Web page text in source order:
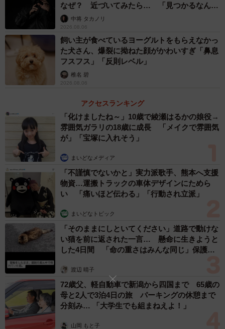
ではないかもしれません。くしゃくしゃのプリントを前
に、今日も誰かが小さく咽び泣いているのかも――。
なぜ？ 近づいてみたら… 「見つかるなんて
未熟」中将 タカノリ
2026.08.06
飼い主が食べているヨーグルトをもらえなかっ
た犬さん、爆裂に拗ねた顔がかわいすぎ「鼻息
フスフス」「反則レベル」
椎名 碧
2026.08.06
アクセスランキング
「化けましたね～」10歳で綾瀬はるかの娘役→
雰囲気ガラリの18歳に成長 「メイクで雰囲気
が」「宝塚に入れそう」
まいどなメディア
「不謹慎でないかと」実力派歌手、熊本へ支援
物資…運搬トラックの車体デザインにためら
い 「痛いほど伝わる」「行動され立派」
まいどなトピック
「そのままにしといてください」道路で動けな
い猫を前に返された一言… 懸命に生きようと
した4日間 「命の重さはみんな同じ」保護団
渡辺 晴子
72歳父、軽自動車で新潟から四国まで 65歳の
母と2人で3泊4日の旅 パーキングの休憩まで
分刻み… 「大学生でも組まねえよ！」
山岡 もと子